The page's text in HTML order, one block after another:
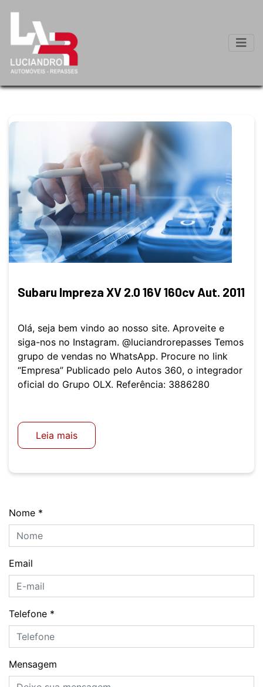
Subaru Impreza XV 2.0 16V 160cv Aut. 2011
Olá, seja bem vindo ao nosso site. Aproveite e
siga-nos no Instagram. @luciandrorepasses Temos
grupo de vendas no WhatsApp. Procure no link
“Empresa” Publicado pelo Autos 360, o integrador
oficial do Grupo OLX. Referência: 3886280
Leia mais
Nome *
Email
Telefone *
Mensagem